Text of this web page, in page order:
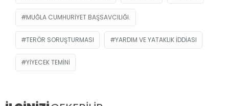
MUĞLA CUMHURIYET BAŞSAVCILIĞI.
TERÖR SORUŞTURMASI YARDIM VE YATAKLIK IDDIASI
YIYECEK TEMINI